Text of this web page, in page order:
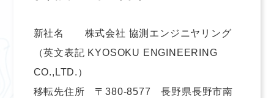
新社名 株式会社 協測エンジニヤリング
（英文表記 KYOSOKU ENGINEERING
CO.,LTD.）
移転先住所 〒380-8577 長野県長野市南